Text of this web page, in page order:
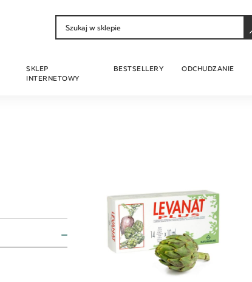
SKLEP
INTERNETOWY
BESTSELLERY ODCHUDZANIE